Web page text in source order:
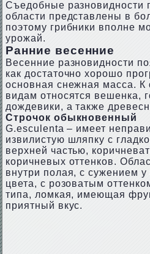
Съедобные разновидности
области представлены в
поэтому грибники вполне
урожай.
Ранние весенние
Весенние разновидности
как достаточно хорошо
основная снежная масса.
видам относятся вешенка,
дождевики, а также
Строчок обыкновенный
G.еsсulеnta – имеет
извилистую шляпку с
верхней частью,
коричневых оттенков.
внутри полая, с сужением у
цвета, с розоватым
типа, ломкая, имеющая
приятный вкус.